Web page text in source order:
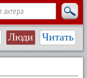
Люди Читать